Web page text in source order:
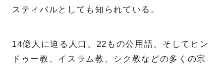
スティバルとしても知られている。
14億人に迫る人口、22もの公用語、そしてヒン
ドゥー教、イスラム教、シク教などの多くの宗